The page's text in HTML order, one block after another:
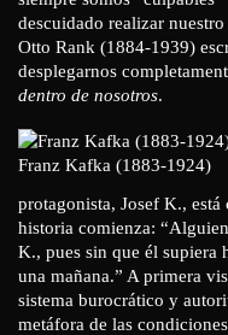
descuidado realizar
Otto Rank (1884-1939)
desplegarnos
dentro de nosotros.
Franz Kafka (1883-1924)
protagonista, Josef K.,
historia comienza:
K., pues sin que él supiera
una mañana.” A primera
sistema burocrático y
metáfora de las